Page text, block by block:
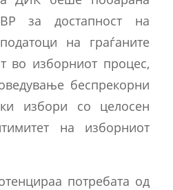
за достапност на
на граѓаните
во изборниот процес,
беспрекорни
избори со целосен
на изборниот
потребата од